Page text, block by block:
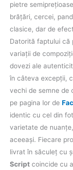
pietre
brăţări, cercei,
clasice, dar de
Datorită faptului că
variaţii de
dovezi ale
în câteva excepţii,
vechi de semne de
pe pagina lor de
identic cu cel din
varietate de
aceeaşi. Fiecare
livrat în săculeț cu
Script coincide cu